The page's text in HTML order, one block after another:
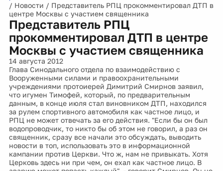
/ Новости / Представитель РПЦ прокомментировал ДТП в
центре Москвы с участием священника
Представитель РПЦ
прокомментировал ДТП в центре
Москвы с участием священника
14 августа 2012
Глава Синодального отдела по взаимодействию с
Вооруженными силами и правоохранительными
учреждениями протоиерей Димитрий Смирнов заявил,
что игумен Тимофей, который, по предварительным
данным, в конце июля стал виновником ДТП, находился
за рулем спортивного автомобиля как частное лицо, и
РПЦ не может отвечать за его действия. "Если бы он был
водопроводчик, то никто бы об этом не говорил, а раз он
священник, сразу все начали это обсуждать, выводить
новости в топ, использовать это в информационной
кампании против Церкви. Что ж, нам не привыкать. Хотя
Церковь здесь ни при чем, он ехал как частное лицо. В